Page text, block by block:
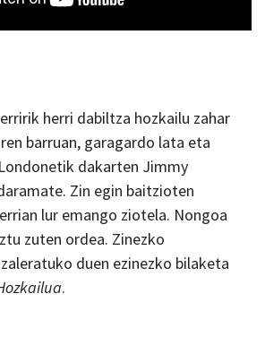
herri dabiltza hozkailu zahar
barruan, garagardo lata eta
dakarten Jimmy
Zin egin baitzioten
lur emango ziotela. Nongoa
zuten ordea. Zinezko
duen ezinezko bilaketa
.